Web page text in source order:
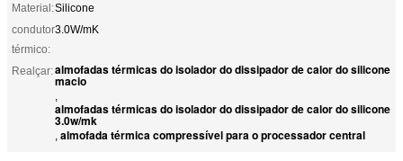
Material:Silicone
condutor
térmico:
3.0W/mK
Realçar:almofadas térmicas do isolador do dissipador de calor do silicone
macio
,
almofadas térmicas do isolador do dissipador de calor do silicone
3.0w/mk
, almofada térmica compressível para o processador central